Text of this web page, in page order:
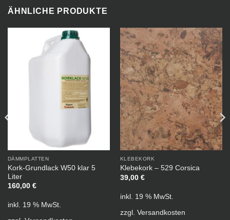
ÄHNLICHE PRODUKTE
DÄMMPLATTEN
Kork-Grundlack W50 klar 5
Liter
160,00 €
inkl. 19 % MwSt.
KLEBEKORK
Klebekork – 529 Corsica
39,00 €
inkl. 19 % MwSt.
zzgl. Versandkosten